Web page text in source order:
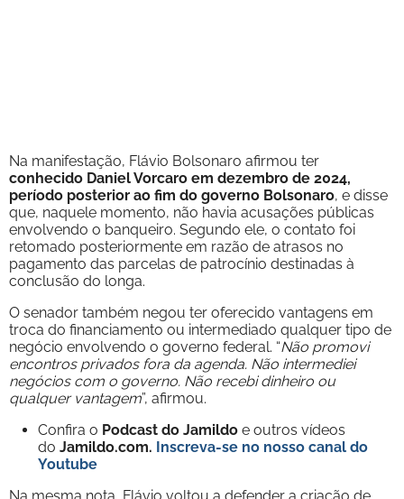
Na manifestação, Flávio Bolsonaro afirmou ter
conhecido Daniel Vorcaro em dezembro de 2024,
período posterior ao fim do governo Bolsonaro, e disse
que, naquele momento, não havia acusações públicas
envolvendo o banqueiro. Segundo ele, o contato foi
retomado posteriormente em razão de atrasos no
pagamento das parcelas de patrocínio destinadas à
conclusão do longa.
O senador também negou ter oferecido vantagens em
troca do financiamento ou intermediado qualquer tipo de
negócio envolvendo o governo federal. “Não promovi
encontros privados fora da agenda. Não intermediei
negócios com o governo. Não recebi dinheiro ou
qualquer vantagem”, afirmou.
Confira o Podcast do Jamildo e outros vídeos
do Jamildo.com. Inscreva-se no nosso canal do
Youtube